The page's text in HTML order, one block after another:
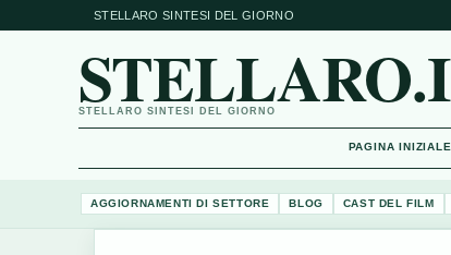
STELLARO SINTESI DEL GIORNO
STELLARO SINTESI DEL GIORNO
PAGINA INIZIALE
AGGIORNAMENTI DI SETTORE BLOG CAST DEL FILM